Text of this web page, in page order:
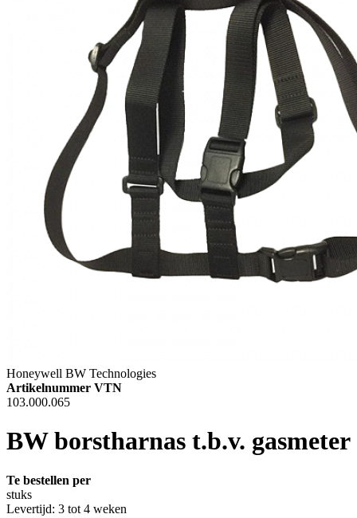
Honeywell BW Technologies
Artikelnummer VTN
103.000.065
BW borstharnas t.b.v. gasmeter
Te bestellen per
stuks
Levertijd: 3 tot 4 weken